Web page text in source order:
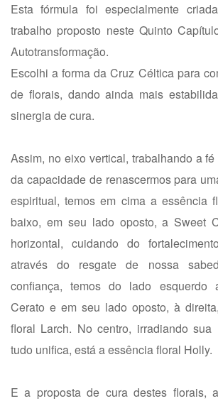
Esta fórmula foi especialmente
trabalho proposto neste Quinto
Autotransformação.
Escolhi a forma da Cruz Céltica para
de florais, dando ainda mais
sinergia de cura.
Assim, no eixo vertical, trabalhando a
da capacidade de renascermos para
espiritual, temos em cima a essência
baixo, em seu lado oposto, a Sweet
horizontal, cuidando do
através do resgate de nossa
confiança, temos do lado esquerdo
Cerato e em seu lado oposto, à
floral Larch. No centro, irradiando
tudo unifica, está a essência floral Holly.
E a proposta de cura destes florais,